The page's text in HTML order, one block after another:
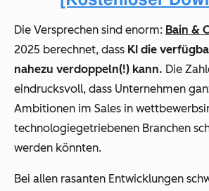
Die Versprechen sind enorm: Bain &
2025 berechnet, dass KI die
nahezu verdoppeln(!) kann. Die
eindrucksvoll, dass Unternehmen
Ambitionen im Sales in
technologiegetriebenen Branchen
werden könnten.
Bei allen rasanten Entwicklungen